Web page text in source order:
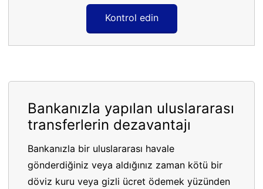
Kontrol edin
Bankanızla yapılan uluslararası
transferlerin dezavantajı
Bankanızla bir uluslararası havale
gönderdiğiniz veya aldığınız zaman kötü bir
döviz kuru veya gizli ücret ödemek yüzünden